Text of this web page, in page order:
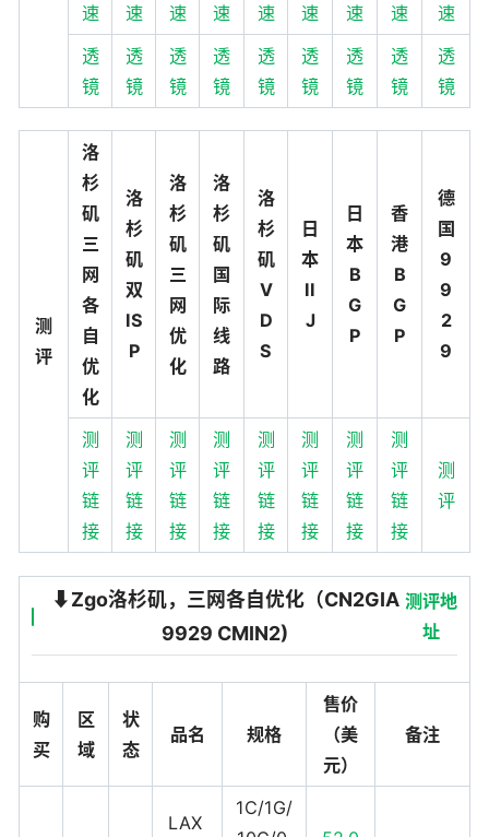
速
速
速
速
速
速
速
速
速
透
镜
透
镜
透
镜
透
镜
透
镜
透
镜
透
镜
透
镜
透
镜
测
评
洛
杉
矶
三
网
各
自
优
化
洛
杉
矶
双
IS
P
洛
杉
矶
三
网
优
化
洛
杉
矶
国
际
线
路
洛
杉
矶
V
D
S
日
本
II
J
日
本
B
G
P
香
港
B
G
P
德
国
9
9
2
9
测
评
链
接
测
评
链
接
测
评
链
接
测
评
链
接
测
评
链
接
测
评
链
接
测
评
链
接
测
评
链
接
测
评
⬇️Zgo洛杉矶，三网各自优化（CN2GIA
9929 CMIN2)
测评地
址
购
买
区
域
状
态
品名 规格
售价
（美
元）
备注
LAX
1C/1G/